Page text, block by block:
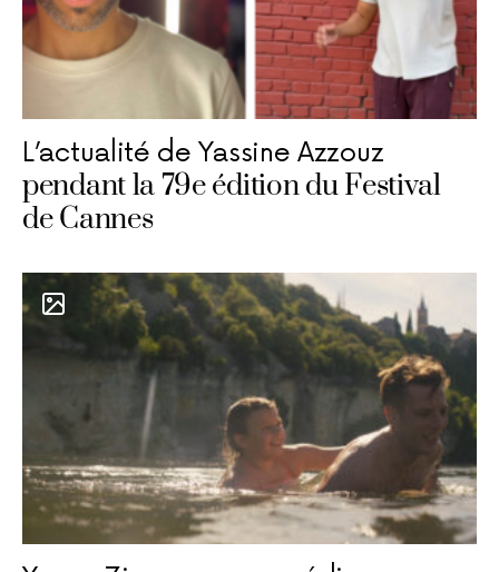
L’actualité de Yassine Azzouz
pendant la 79e édition du Festival
de Cannes